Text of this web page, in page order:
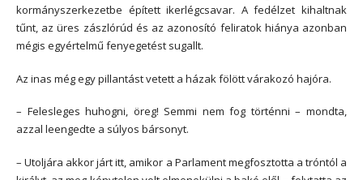
kormányszerkezetbe épített ikerlégcsavar. A fedélzet kihaltnak
tűnt, az üres zászlórúd és az azonosító feliratok hiánya azonban
mégis egyértelmű fenyegetést sugallt.
Az inas még egy pillantást vetett a házak fölött várakozó hajóra.
– Felesleges huhogni, öreg! Semmi nem fog történni – mondta,
azzal leengedte a súlyos bársonyt.
– Utoljára akkor járt itt, amikor a Parlament megfosztotta a tróntól a